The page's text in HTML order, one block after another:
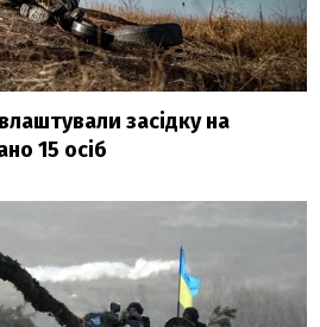
засідку на
15 осіб